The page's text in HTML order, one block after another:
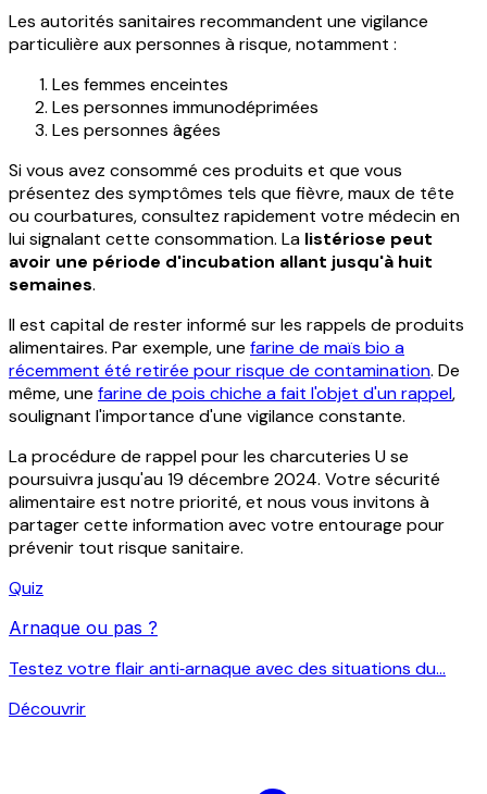
Les autorités sanitaires recommandent une vigilance
particulière aux personnes à risque, notamment :
Les femmes enceintes
Les personnes immunodéprimées
Les personnes âgées
Si vous avez consommé ces produits et que vous
présentez des symptômes tels que fièvre, maux de tête
ou courbatures, consultez rapidement votre médecin en
lui signalant cette consommation. La listériose peut
avoir une période d'incubation allant jusqu'à huit
semaines.
Il est capital de rester informé sur les rappels de produits
alimentaires. Par exemple, une farine de maïs bio a
récemment été retirée pour risque de contamination. De
même, une farine de pois chiche a fait l'objet d'un rappel,
soulignant l'importance d'une vigilance constante.
La procédure de rappel pour les charcuteries U se
poursuivra jusqu'au 19 décembre 2024. Votre sécurité
alimentaire est notre priorité, et nous vous invitons à
partager cette information avec votre entourage pour
prévenir tout risque sanitaire.
Quiz
Arnaque ou pas ?
Testez votre flair anti‑arnaque avec des situations du...
Découvrir